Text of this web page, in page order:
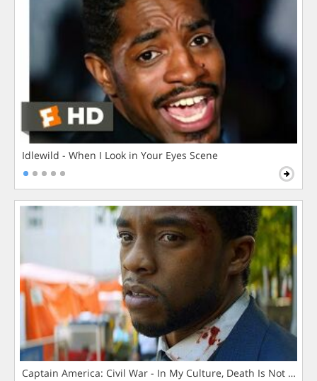
Idlewild - When I Look in Your Eyes Scene
Captain America: Civil War - In My Culture, Death Is Not The